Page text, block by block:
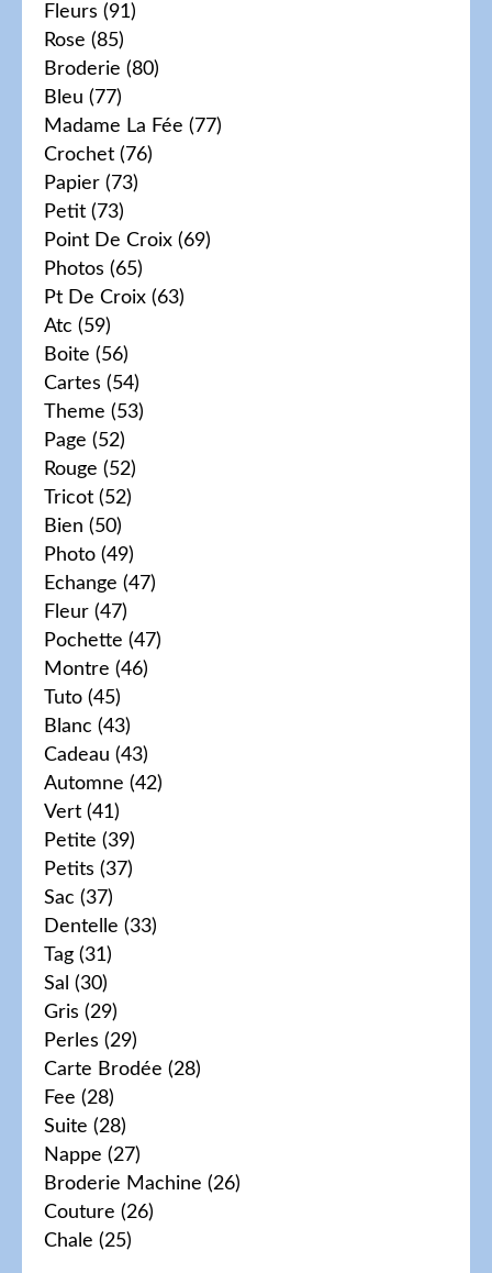
Fleurs (91)
Rose (85)
Broderie (80)
Bleu (77)
Madame La Fée (77)
Crochet (76)
Papier (73)
Petit (73)
Point De Croix (69)
Photos (65)
Pt De Croix (63)
Atc (59)
Boite (56)
Cartes (54)
Theme (53)
Page (52)
Rouge (52)
Tricot (52)
Bien (50)
Photo (49)
Echange (47)
Fleur (47)
Pochette (47)
Montre (46)
Tuto (45)
Blanc (43)
Cadeau (43)
Automne (42)
Vert (41)
Petite (39)
Petits (37)
Sac (37)
Dentelle (33)
Tag (31)
Sal (30)
Gris (29)
Perles (29)
Carte Brodée (28)
Fee (28)
Suite (28)
Nappe (27)
Broderie Machine (26)
Couture (26)
Chale (25)